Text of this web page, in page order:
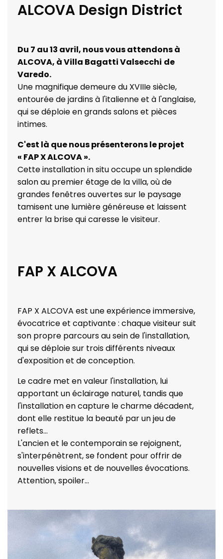
ALCOVA Design District
Du 7 au 13 avril, nous vous attendons à
ALCOVA, à Villa Bagatti Valsecchi de
Varedo.
Une magnifique demeure du XVIIIe siècle,
entourée de jardins à l'italienne et à l'anglaise,
qui se déploie en grands salons et pièces
intimes.
C'est là que nous présenterons le projet
« FAP X ALCOVA ».
Cette installation in situ occupe un splendide
salon au premier étage de la villa, où de
grandes fenêtres ouvertes sur le paysage
tamisent une lumière généreuse et laissent
entrer la brise qui caresse le visiteur.
FAP X ALCOVA
FAP X ALCOVA est une expérience immersive,
évocatrice et captivante : chaque visiteur suit
son propre parcours au sein de l'installation,
qui se déploie sur trois différents niveaux
d'exposition et de conception.
Le cadre met en valeur l'installation, lui
apportant un éclairage naturel, tandis que
l'installation en capture le charme décadent,
dont elle restitue la beauté par un jeu de
reflets...
L'ancien et le contemporain se rejoignent,
s'interpénètrent, se fondent pour offrir de
nouvelles visions et de nouvelles évocations.
Attention, spoiler…